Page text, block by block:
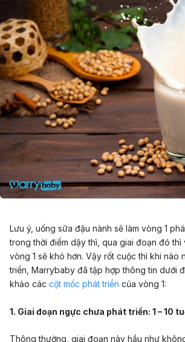
Lưu ý, uống sữa đậu nành sẽ làm vòng 1
trong thời điểm dậy thì, qua giai đoạn đó
vòng 1 sẽ khó hơn. Vậy rốt cuộc thì khi nào
triển, Marrybaby đã tập hợp thông tin dưới
khảo các cột mốc phát triển của vòng 1:
1. Giai đoạn ngực chưa phát triển: 1 – 10
Thông thường, giai đoạn này hầu như